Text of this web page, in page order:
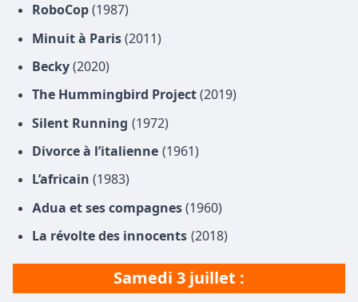
RoboCop (1987)
Minuit à Paris (2011)
Becky (2020)
The Hummingbird Project (2019)
Silent Running (1972)
Divorce à l’italienne (1961)
L’africain (1983)
Adua et ses compagnes (1960)
La révolte des innocents (2018)
Samedi 3 juillet :